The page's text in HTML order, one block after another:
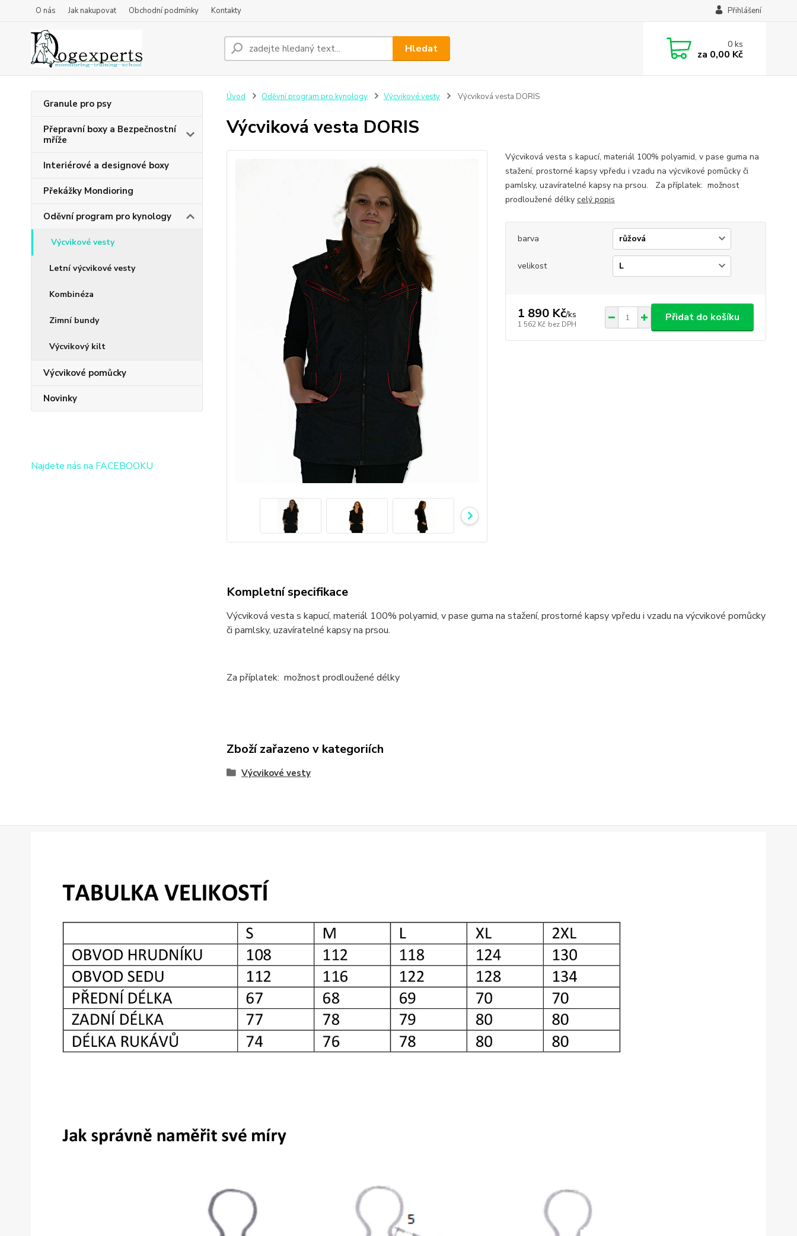
O nás Jak nakupovat Obchodní podmínky Kontakty Přihlášení
Hledat 0ks
za 0,00 Kč
Granule pro psy
Přepravní boxy a Bezpečnostní
mříže
Interiérové a designové boxy
Překážky Mondioring
Oděvní program pro kynology
Výcvikové vesty
Letní výcvikové vesty
Kombinéza
Zimní bundy
Výcvikový kilt
Výcvikové pomůcky
Novinky
Najdete nás na FACEBOOKU
Úvod Oděvní program pro kynology Výcvikové vesty Výcviková vesta DORIS
Výcviková vesta DORIS
Výcviková vesta s kapucí, materiál 100% polyamid, v pase guma na
stažení, prostorné kapsy vpředu i vzadu na výcvikové pomůcky či
pamlsky, uzavíratelné kapsy na prsou. Za příplatek: možnost
prodloužené délky celý popis
barva
velikost
1 890 Kč/ks
1 562 Kč bez DPH
Přidat do košíku
Kompletní specifikace
Výcviková vesta s kapucí, materiál 100% polyamid, v pase guma na stažení, prostorné kapsy vpředu i vzadu na výcvikové pomůcky
či pamlsky, uzavíratelné kapsy na prsou.
Za příplatek: možnost prodloužené délky
Zboží zařazeno v kategoriích
Výcvikové vesty